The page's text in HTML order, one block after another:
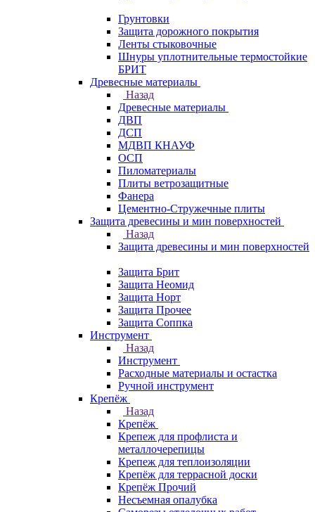
Грунтовки
Защита дорожного покрытия
Ленты стыковочные
Шнуры уплотнительные термостойкие
БРИТ
Древесные материалы
Назад
Древесные материалы
ДВП
ДСП
МДВП КНАУФ
ОСП
Пиломатериалы
Плиты ветрозащитные
Фанера
Цементно-Стружечные плиты
Защита древесины и мин поверхностей
Назад
Защита древесины и мин поверхностей
Защита Брит
Защита Неомид
Защита Норт
Защита Прочее
Защита Соппка
Инструмент
Назад
Инструмент
Расходные материалы и остастка
Ручной инструмент
Крепёж
Назад
Крепёж
Крепеж для профлиста и
металлочерепицы
Крепеж для теплоизоляции
Крепёж для террасной доски
Крепёж Прочий
Несъемная опалубка